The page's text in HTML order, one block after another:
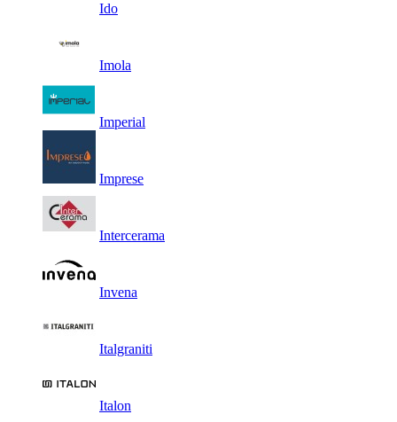
Ido
Imola
Imperial
Imprese
Intercerama
Invena
Italgraniti
Italon